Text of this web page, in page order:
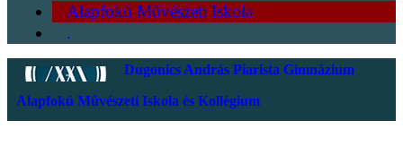
Alapfokú Művészeti Iskola
.
Dugonics András Piarista Gimnázium
Alapfokú Művészeti Iskola és Kollégium